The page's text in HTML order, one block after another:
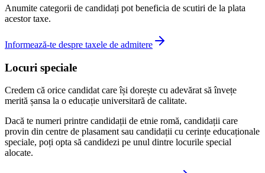
Anumite categorii de candidați pot beneficia de scutiri de la plata
acestor taxe.
Informează-te despre taxele de admitere
Locuri speciale
Credem că orice candidat care își dorește cu adevărat să învețe
merită șansa la o educație universitară de calitate.
Dacă te numeri printre candidații de etnie romă, candidații care
provin din centre de plasament sau candidații cu cerințe educaționale
speciale, poți opta să candidezi pe unul dintre locurile special
alocate.